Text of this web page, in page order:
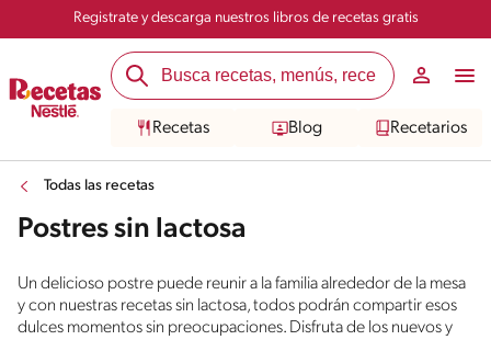
Registrate y descarga nuestros libros de recetas gratis
Recetas Blog Recetarios
Todas las recetas
Postres sin lactosa
Un delicioso postre puede reunir a la familia alrededor de la mesa
y con nuestras recetas sin lactosa, todos podrán compartir esos
dulces momentos sin preocupaciones. Disfruta de los nuevos y